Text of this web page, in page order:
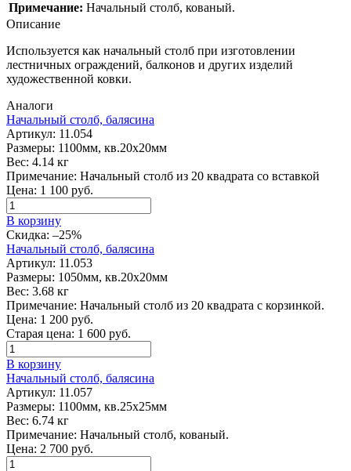
Примечание: Начальный столб, кованый.
Описание
Используется как начальный столб при изготовлении
лестничных ограждений, балконов и других изделий
художественной ковки.
Аналоги
Начальный столб, балясина
Артикул: 11.054
Размеры: 1100мм, кв.20х20мм
Вес: 4.14 кг
Примечание: Начальный столб из 20 квадрата со вставкой
Цена: 1 100 руб.
В корзину
Скидка: –25%
Начальный столб, балясина
Артикул: 11.053
Размеры: 1050мм, кв.20х20мм
Вес: 3.68 кг
Примечание: Начальный столб из 20 квадрата с корзинкой.
Цена: 1 200 руб.
Старая цена: 1 600 руб.
В корзину
Начальный столб, балясина
Артикул: 11.057
Размеры: 1100мм, кв.25х25мм
Вес: 6.74 кг
Примечание: Начальный столб, кованый.
Цена: 2 700 руб.